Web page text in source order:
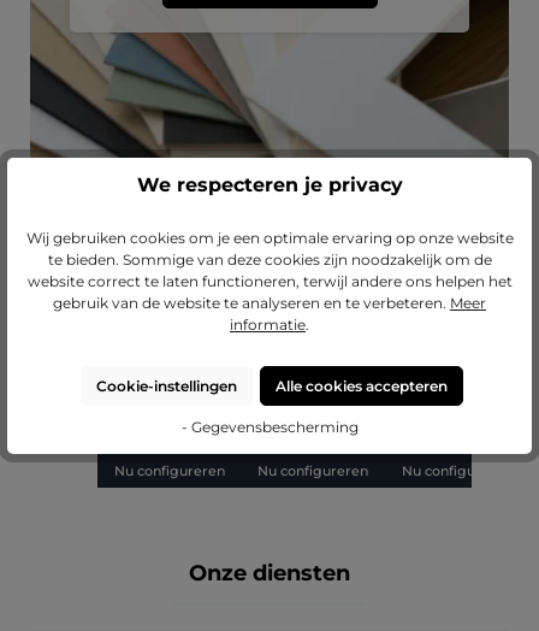
Productgalerij overslaan
Laat je inspireren
maat
Nu configureren
Gemiddelde waardering van 5 van 5
fotolijst Olivia op
maat
€ 30,81
Nu configureren
fotolijst Lilly op
maat
Nu configureren
Onze diensten
We respecteren je privacy
Wij gebruiken cookies om je een optimale ervaring op onze website
te bieden. Sommige van deze cookies zijn noodzakelijk om de
website correct te laten functioneren, terwijl andere ons helpen het
gebruik van de website te analyseren en te verbeteren. Meer
informatie.
Cookie-instellingen Alle cookies accepteren
- Gegevensbescherming